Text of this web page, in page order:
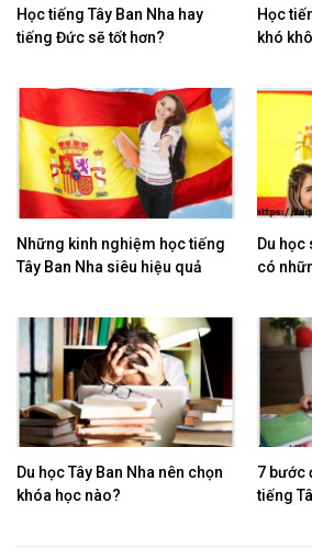
Học tiếng Tây Ban Nha hay
tiếng Đức sẽ tốt hơn?
Học
khó
Những kinh nghiệm học tiếng
Tây Ban Nha siêu hiệu quả
Du học
có
Du học Tây Ban Nha nên chọn
khóa học nào?
7 bước
tiếng